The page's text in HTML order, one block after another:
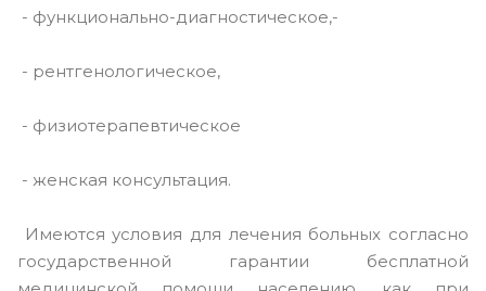
- функционально-диагностическое,-
- рентгенологическое,
- физиотерапевтическое
- женская консультация.
Имеются условия для лечения больных согласно
государственной гарантии бесплатной